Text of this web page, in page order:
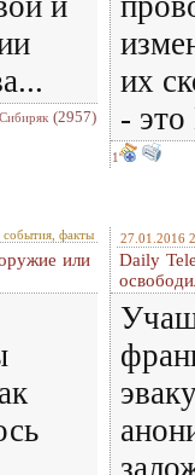
(2957)
их
-
1
события, факты
или
27.01.2016
Daily